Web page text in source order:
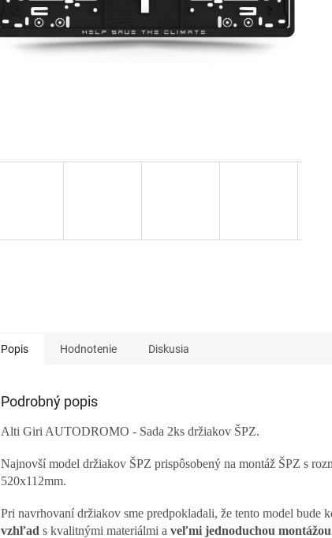
Popis Hodnotenie Diskusia
Podrobný popis
Alti Giri AUTODROMO - Sada 2ks držiakov ŠPZ.
Najnovší model držiakov ŠPZ prispôsobený na montáž ŠPZ s
520x112mm.
Pri navrhovaní držiakov sme predpokladali, že tento model bude
vzhľad s kvalitnými materiálmi a veľmi jednoduchou montážou